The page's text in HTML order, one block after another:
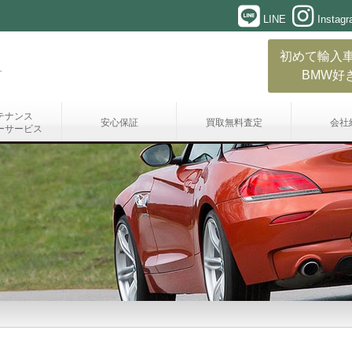
LINE
初めて輸入
BMW好
ナンス
サービス
安心保証 買取無料査定 会社